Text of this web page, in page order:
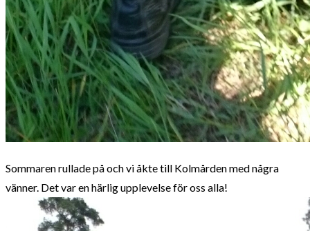
Sommaren rullade på och vi åkte till Kolmården med några
vänner. Det var en härlig upplevelse för oss alla!